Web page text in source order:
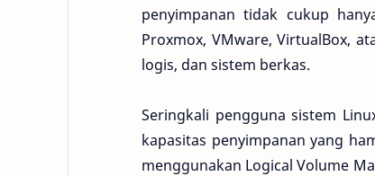
penyimpanan tidak cukup
Proxmox, VMware, VirtualBox,
logis, dan sistem berkas.
Seringkali pengguna sistem
kapasitas penyimpanan yang
menggunakan Logical Volume